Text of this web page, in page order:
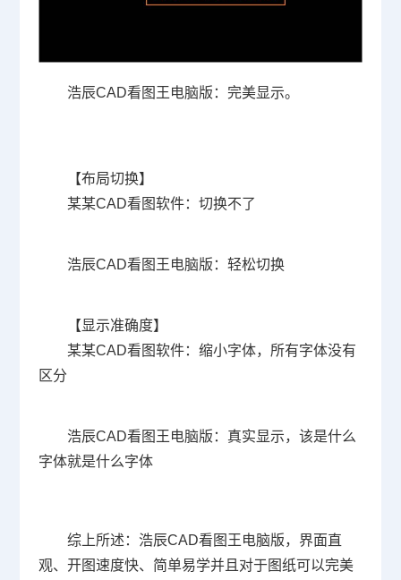
浩辰CAD看图王 电脑版：完美显示。
【布局切换】
某某CAD看图软件：切换不了
浩辰CAD看图王 电脑版：轻松切换
【显示准确度】
某某CAD看图软件：缩小字体，所有字体没有
区分
浩辰CAD看图王 电脑版：真实显示，该是什么
字体就是什么字体
综上所述：浩辰CAD看图王电脑版，界面直
观、开图速度快、简单易学并且对于图纸可以完美